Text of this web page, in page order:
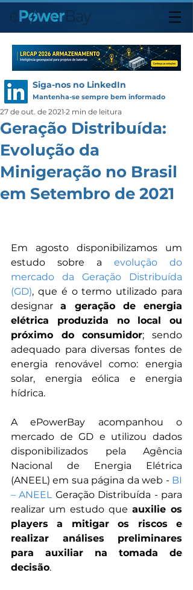
Siga-nos no LinkedIn
Mantenha-se sempre bem informado
Geração Distribuída:
Evolução da
Minigeração no Brasil
em Setembro de 2021
27 de out. de 2021 2 min de leitura
Em agosto disponibilizamos um
estudo sobre a
evolução do
mercado da Geração Distribuída
(GD), que é o termo utilizado para
designar a geração de energia
elétrica produzida no local ou
próximo do consumidor; sendo
adequado para diversas fontes de
energia renovável como: energia
solar, energia eólica e energia
hídrica.
A ePowerBay acompanhou o
mercado de GD e utilizou dados
disponibilizados pela Agência
Nacional de Energia Elétrica
(ANEEL) em sua página da web - BI
– ANEEL Geração Distribuída - para
realizar um estudo que auxilie os
players a mitigar os riscos e
realizar análises preliminares
para auxiliar na tomada de
decisão.